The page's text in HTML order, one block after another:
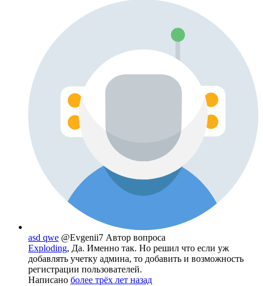
asd qwe @Evgenii7 Автор вопроса
Exploding, Да. Именно так. Но решил что если уж
добавлять учетку админа, то добавить и возможность
регистрации пользователей.
Написано более трёх лет назад